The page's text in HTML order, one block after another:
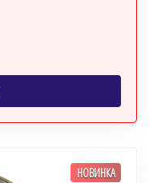
НОВИНКА